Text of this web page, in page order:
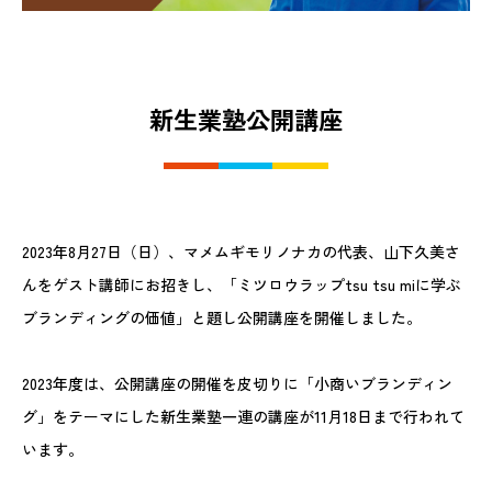
新生業塾公開講座
2023年8月27日（日）、マメムギモリノナカの代表、山下久美さ
んをゲスト講師にお招きし、「ミツロウラップtsu tsu miに学ぶ
ブランディングの価値」と題し公開講座を開催しました。
2023年度は、公開講座の開催を皮切りに「小商いブランディン
グ」をテーマにした新生業塾一連の講座が11月18日まで行われて
います。